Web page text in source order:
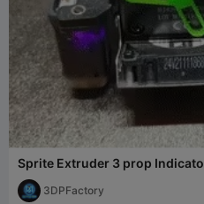
Sprite Extruder 3 prop
3DPFactory